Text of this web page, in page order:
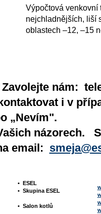
Výpočtová venkovní
nejchladnějších, liší
oblastech –12, –15
nám:
i v
„Nevím".
názorech.
email:
•
ESEL
• Skupina ESEL
• Salon kotlů